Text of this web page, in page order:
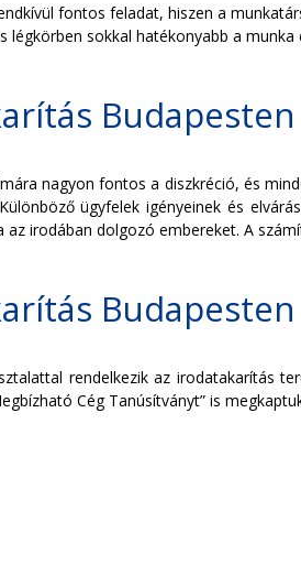
fontos feladat, hiszen a
légkörben sokkal hatékonyabb a
nagyon fontos a diszkréció, és
ügyfelek igényeinek és
az irodában dolgozó embereket. A
rendelkezik az irodatakarítás
Cég Tanúsítványt” is